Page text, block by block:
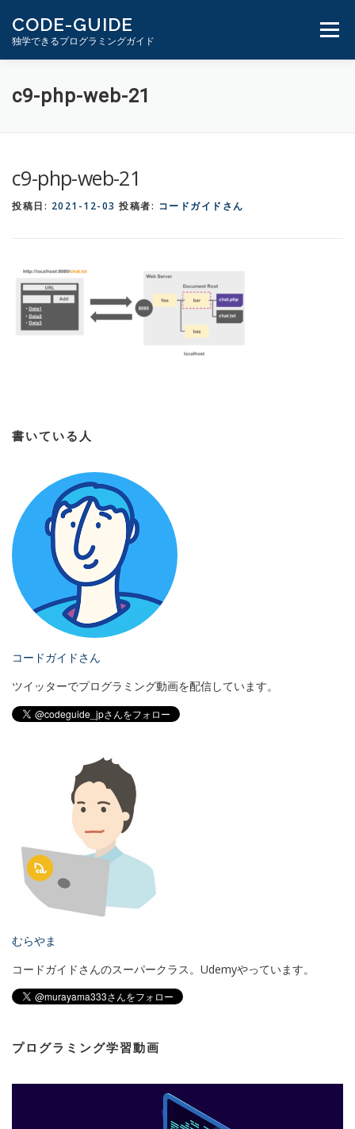
ン
CODE-GUIDE
独学できるプログラミングガイド
メニュ
１分動画とテキスト
c9-php-web-21
c9-php-web-21
投稿日: 2021-12-03 投稿者: コードガイドさん
書いている人
コードガイドさん
ツイッターでプログラミング動画を配信しています。
むらやま
コードガイドさんのスーパークラス。Udemyやっています。
プログラミング学習動画